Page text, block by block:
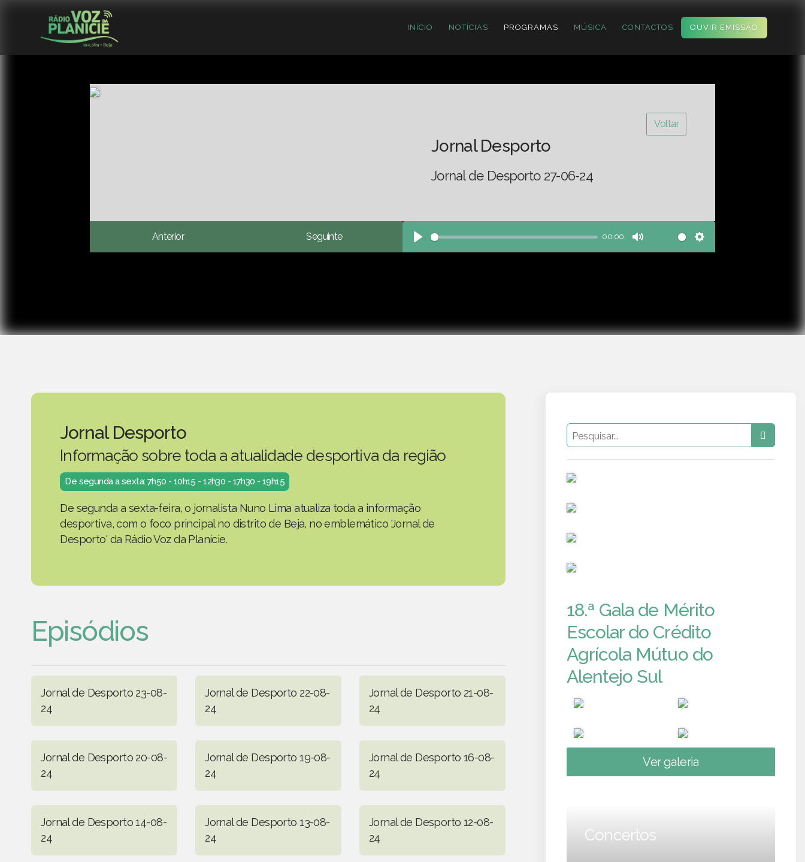
INÍCIO NOTÍCIAS PROGRAMAS MÚSICA CONTACTOS OUVIR EMISSÃO
Voltar
Jornal Desporto
Jornal de Desporto 27-06-24
Anterior Seguinte
Play
00:00
Mute Settings
Jornal Desporto
Informação sobre toda a atualidade desportiva da região
De segunda a sexta: 7h50 - 10h15 - 12h30 - 17h30 - 19h15
De segunda a sexta-feira, o jornalista Nuno Lima atualiza toda a informação
desportiva, com o foco principal no distrito de Beja, no emblemático 'Jornal de
Desporto' da Rádio Voz da Planície.
Episódios
Jornal de Desporto 23-08-
24
Jornal de Desporto 22-08-
24
Jornal de Desporto 21-08-
24
Jornal de Desporto 20-08-
24
Jornal de Desporto 19-08-
24
Jornal de Desporto 16-08-
24
Jornal de Desporto 14-08-
24
Jornal de Desporto 13-08-
24
Jornal de Desporto 12-08-
24
18.ª Gala de Mérito
Escolar do Crédito
Agrícola Mútuo do
Alentejo Sul
Ver galeria
Concertos